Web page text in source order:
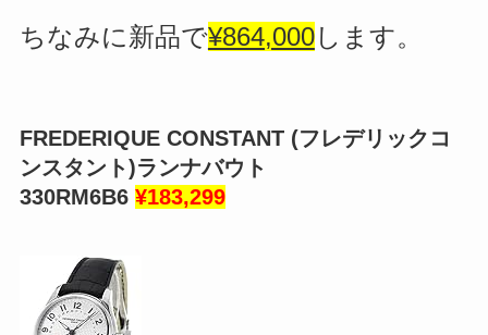
ちなみに新品で¥864,000します。
FREDERIQUE CONSTANT (フレデリックコ
ンスタント)ランナバウト
330RM6B6 ¥183,299